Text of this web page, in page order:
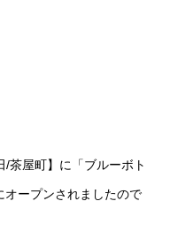
茶屋町】に「ブルーボト
オープンされましたので